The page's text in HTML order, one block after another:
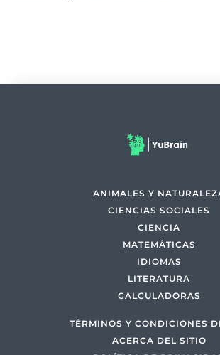
ANIMALES Y
CIENCIAS SOCIALES
CIENCIA
MATEMÁTICAS
IDIOMAS
LITERATURA
CALCULADORAS
TÉRMINOS Y CONDICIONES
ACERCA DEL SITIO